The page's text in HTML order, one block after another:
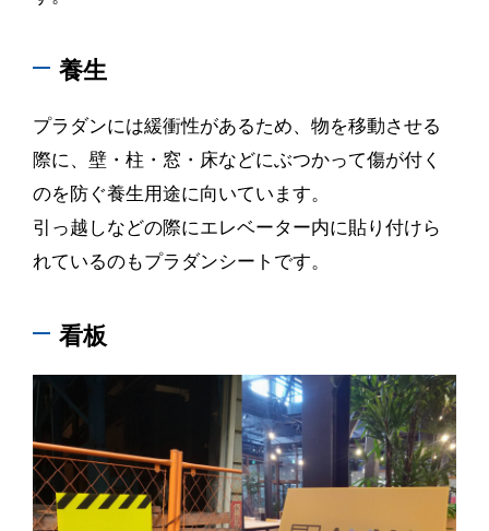
養生
プラダンには緩衝性があるため、物を移動させる
際に、壁・柱・窓・床などにぶつかって傷が付く
のを防ぐ養生用途に向いています。
引っ越しなどの際にエレベーター内に貼り付けら
れているのもプラダンシートです。
看板